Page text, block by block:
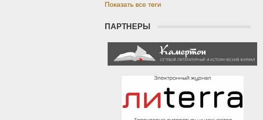
Показать все теги
ПАРТНЕРЫ